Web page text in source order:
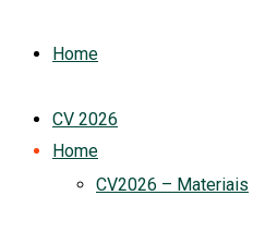
Home
CV 2026
CV2026 – Materiais
Home